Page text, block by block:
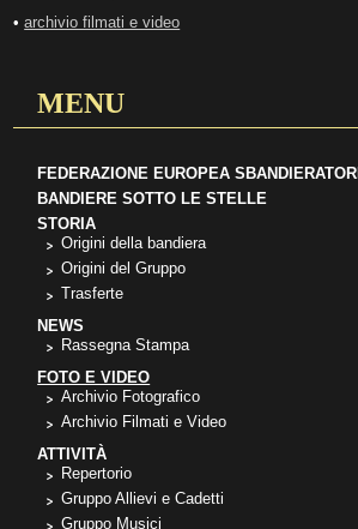
•archivio filmati e video
MENU
FEDERAZIONE EUROPEA SBANDIERATORI
BANDIERE SOTTO LE STELLE
STORIA
Origini della bandiera
Origini del Gruppo
Trasferte
NEWS
Rassegna Stampa
FOTO E VIDEO
Archivio Fotografico
Archivio Filmati e Video
ATTIVITÀ
Repertorio
Gruppo Allievi e Cadetti
Gruppo Musici